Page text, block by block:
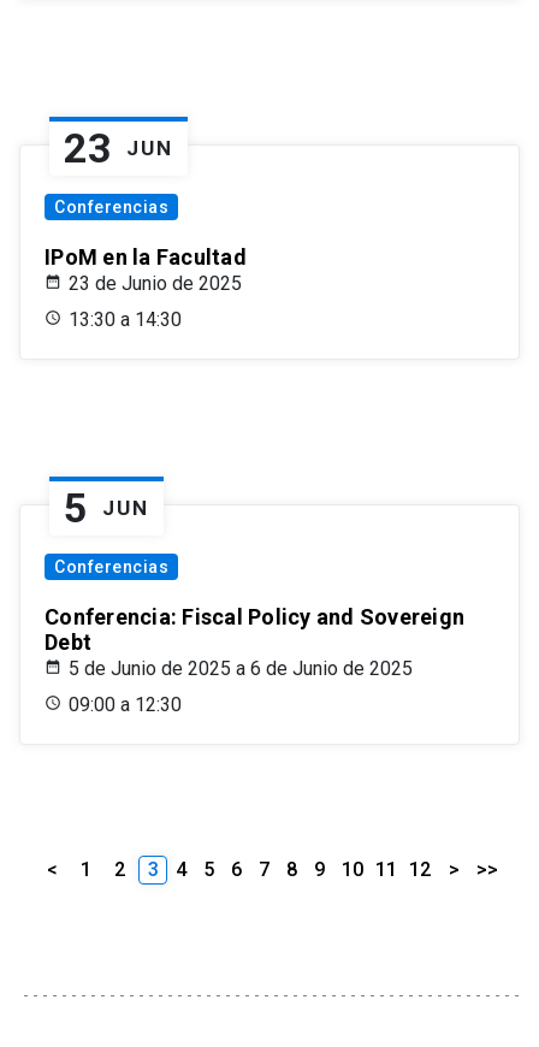
23 JUN
Conferencias
IPoM en la Facultad
23 de Junio de 2025
13:30 a 14:30
5 JUN
Conferencias
Conferencia: Fiscal Policy and Sovereign
Debt
5 de Junio de 2025 a 6 de Junio de 2025
09:00 a 12:30
< 1 2 3 4 5 6 7 8 9 10 11 12 > >>